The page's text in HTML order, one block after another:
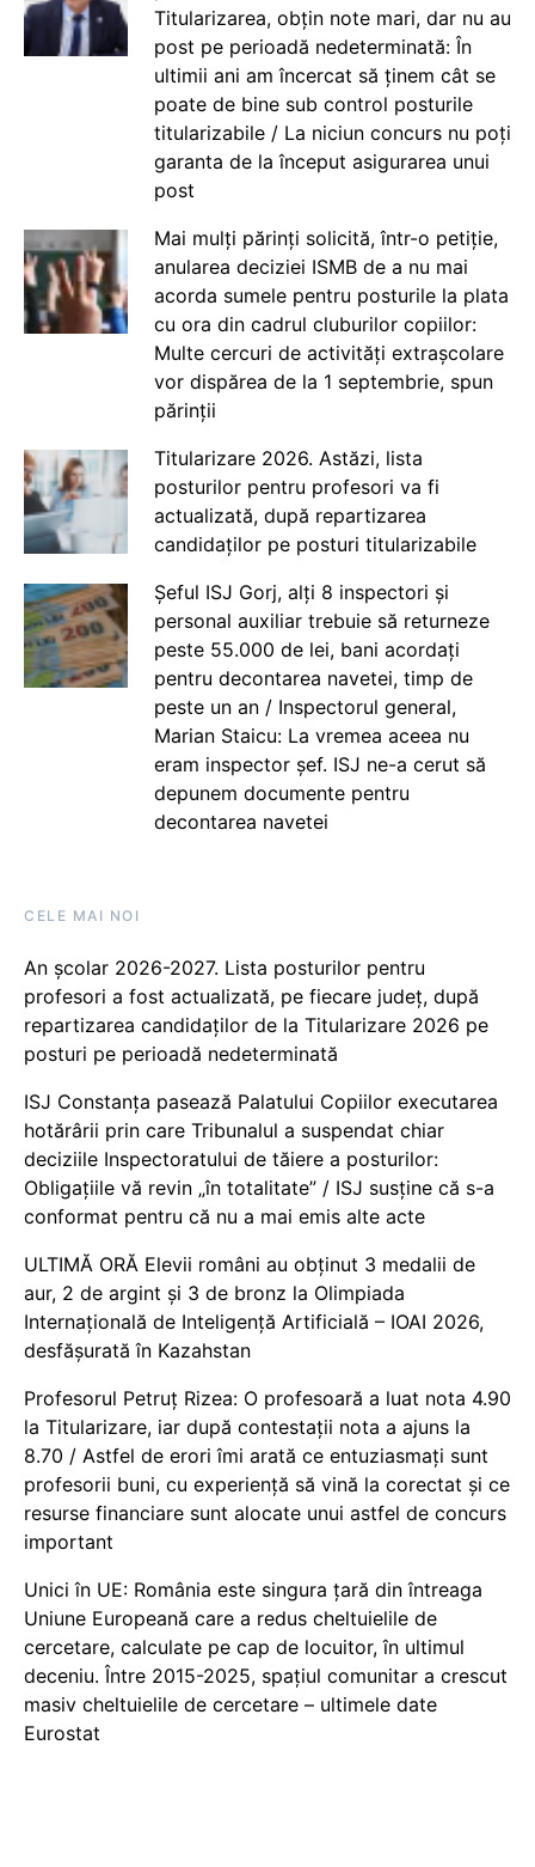
Titularizarea, obțin note mari, dar nu au
post pe perioadă nedeterminată: În
ultimii ani am încercat să ținem cât se
poate de bine sub control posturile
titularizabile / La niciun concurs nu poți
garanta de la început asigurarea unui
post
Mai mulți părinți solicită, într-o petiție,
anularea deciziei ISMB de a nu mai
acorda sumele pentru posturile la plata
cu ora din cadrul cluburilor copiilor:
Multe cercuri de activități extrașcolare
vor dispărea de la 1 septembrie, spun
părinții
Titularizare 2026. Astăzi, lista
posturilor pentru profesori va fi
actualizată, după repartizarea
candidaților pe posturi titularizabile
Șeful ISJ Gorj, alți 8 inspectori și
personal auxiliar trebuie să returneze
peste 55.000 de lei, bani acordați
pentru decontarea navetei, timp de
peste un an / Inspectorul general,
Marian Staicu: La vremea aceea nu
eram inspector șef. ISJ ne-a cerut să
depunem documente pentru
decontarea navetei
CELE MAI NOI
An școlar 2026-2027. Lista posturilor pentru
profesori a fost actualizată, pe fiecare județ, după
repartizarea candidaților de la Titularizare 2026 pe
posturi pe perioadă nedeterminată
ISJ Constanța pasează Palatului Copiilor executarea
hotărârii prin care Tribunalul a suspendat chiar
deciziile Inspectoratului de tăiere a posturilor:
Obligațiile vă revin „în totalitate” / ISJ susține că s-a
conformat pentru că nu a mai emis alte acte
ULTIMĂ ORĂ Elevii români au obținut 3 medalii de
aur, 2 de argint și 3 de bronz la Olimpiada
Internațională de Inteligență Artificială – IOAI 2026,
desfășurată în Kazahstan
Profesorul Petruț Rizea: O profesoară a luat nota 4.90
la Titularizare, iar după contestații nota a ajuns la
8.70 / Astfel de erori îmi arată ce entuziasmați sunt
profesorii buni, cu experiență să vină la corectat și ce
resurse financiare sunt alocate unui astfel de concurs
important
Unici în UE: România este singura țară din întreaga
Uniune Europeană care a redus cheltuielile de
cercetare, calculate pe cap de locuitor, în ultimul
deceniu. Între 2015-2025, spațiul comunitar a crescut
masiv cheltuielile de cercetare – ultimele date
Eurostat